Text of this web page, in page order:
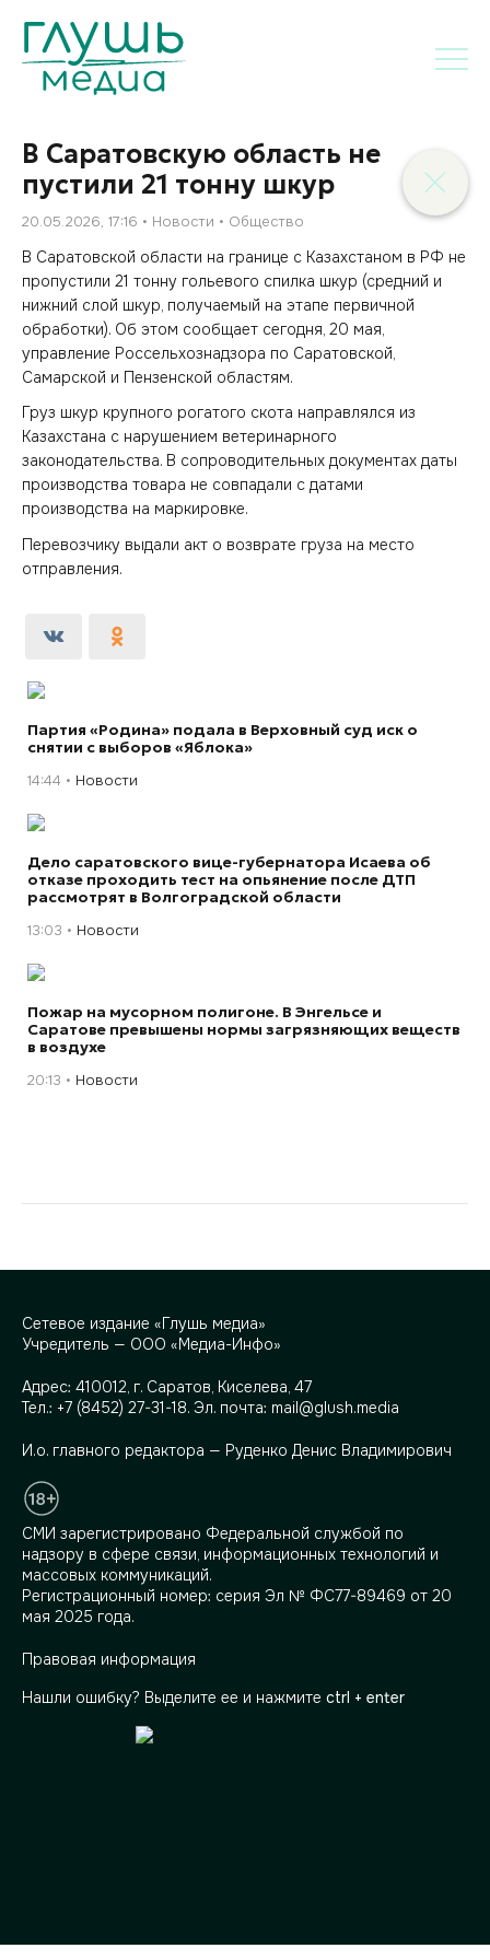
В Саратовскую область не
пустили 21 тонну шкур
20.05.2026, 17:16 Новости Общество
В Саратовской области на границе с Казахстаном в РФ не
пропустили 21 тонну гольевого спилка шкур (средний и
нижний слой шкур, получаемый на этапе первичной
обработки). Об этом сообщает сегодня, 20 мая,
управление Россельхознадзора по Саратовской,
Самарской и Пензенской областям.
Груз шкур крупного рогатого скота направлялся из
Казахстана с нарушением ветеринарного
законодательства. В сопроводительных документах даты
производства товара не совпадали с датами
производства на маркировке.
Перевозчику выдали акт о возврате груза на место
отправления.
Партия «Родина» подала в Верховный суд иск о
снятии с выборов «Яблока»
14:44 Новости
Дело саратовского вице-губернатора Исаева об
отказе проходить тест на опьянение после ДТП
рассмотрят в Волгоградской области
13:03 Новости
Пожар на мусорном полигоне. В Энгельсе и
Саратове превышены нормы загрязняющих веществ
в воздухе
20:13 Новости
Сетевое издание «Глушь медиа»
Учредитель — ООО «Медиа-Инфо»
Адрес: 410012, г. Саратов, Киселева, 47
Тел.: +7 (8452) 27-31-18. Эл. почта: mail@glush.media
И.о. главного редактора — Руденко Денис Владимирович
СМИ зарегистрировано Федеральной службой по
надзору в сфере связи, информационных технологий и
массовых коммуникаций.
Регистрационный номер: серия Эл № ФС77-89469 от 20
мая 2025 года.
Правовая информация
Нашли ошибку? Выделите ее и нажмите ctrl + enter